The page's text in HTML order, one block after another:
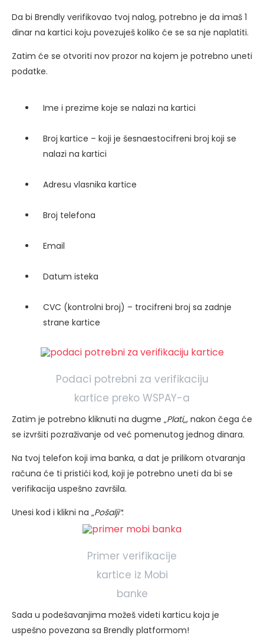
Da bi Brendly verifikovao tvoj nalog, potrebno je da imaš 1
dinar na kartici koju povezuješ koliko će se sa nje naplatiti.
Zatim će se otvoriti nov prozor na kojem je potrebno uneti
podatke.
Ime i prezime koje se nalazi na kartici
Broj kartice – koji je šesnaestocifreni broj koji se
nalazi na kartici
Adresu vlasnika kartice
Broj telefona
Email
Datum isteka
CVC (kontrolni broj) – trocifreni broj sa zadnje
strane kartice
Podaci potrebni za verifikaciju
kartice preko WSPAY-a
Zatim je potrebno kliknuti na dugme „Plati„, nakon čega će
se izvršiti pozraživanje od već pomenutog jednog dinara.
Na tvoj telefon koji ima banka, a dat je prilikom otvaranja
računa će ti pristići kod, koji je potrebno uneti da bi se
verifikacija uspešno završila.
Unesi kod i klikni na „Pošalji“:
Primer verifikacije
kartice iz Mobi
banke
Sada u podešavanjima možeš videti karticu koja je
uspešno povezana sa Brendly platformom!